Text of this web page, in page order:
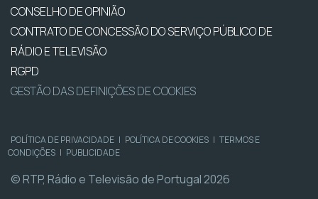
CONSELHO DE OPINIÃO
CONTRATO DE CONCESSÃO DO SERVIÇO PÚBLICO DE
RÁDIO E TELEVISÃO
RGPD
GESTÃO DAS DEFINIÇÕES DE COOKIES
POLÍTICA DE PRIVACIDADE | POLÍTICA DE COOKIES | TERMOS E
CONDIÇÕES | PUBLICIDADE
© RTP, Rádio e Televisão de Portugal 2026